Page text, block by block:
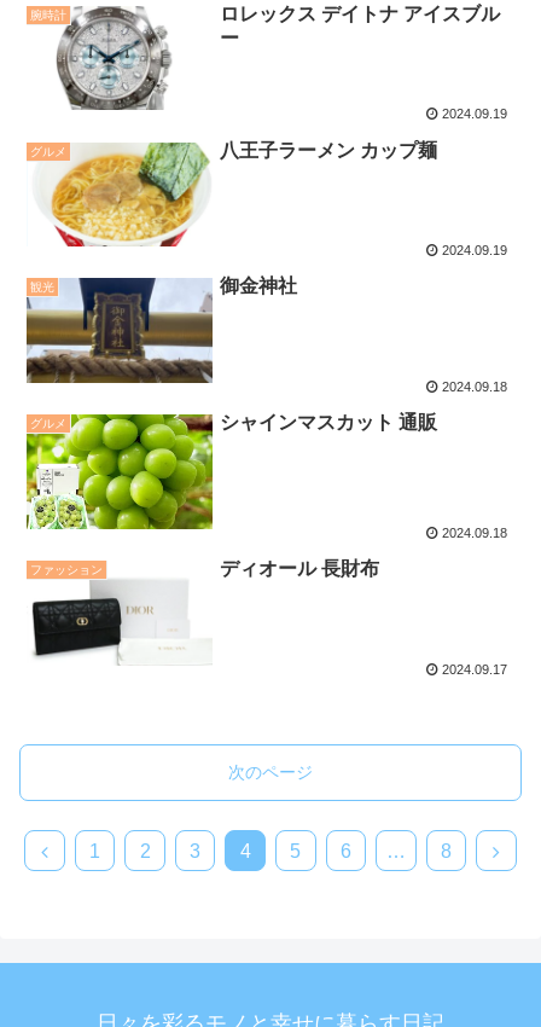
腕時計
ロレックス デイトナ アイスブル
ー
2024.09.19
グルメ 八王子ラーメン カップ麺
2024.09.19
観光 御金神社
2024.09.18
グルメ シャインマスカット 通販
2024.09.18
ファッション ディオール 長財布
2024.09.17
次のページ
前
1 2 3 4 5 6 … 8
次